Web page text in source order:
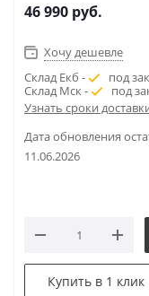
46 990 руб.
Хочу дешевле
Склад Екб -
под
Склад Мск -
под
Узнать сроки
Дата обновления
11.06.2026
Купить в 1 клик